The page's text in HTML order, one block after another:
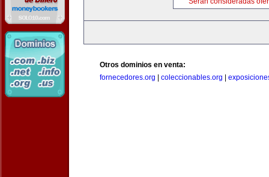
Otros dominios en venta:
fornecedores.org
coleccionables.org